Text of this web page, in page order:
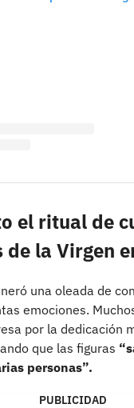
el ritual de
la Virgen
una oleada de
emociones.
por la dedicación
que las figuras
personas”.
PUBLICIDAD